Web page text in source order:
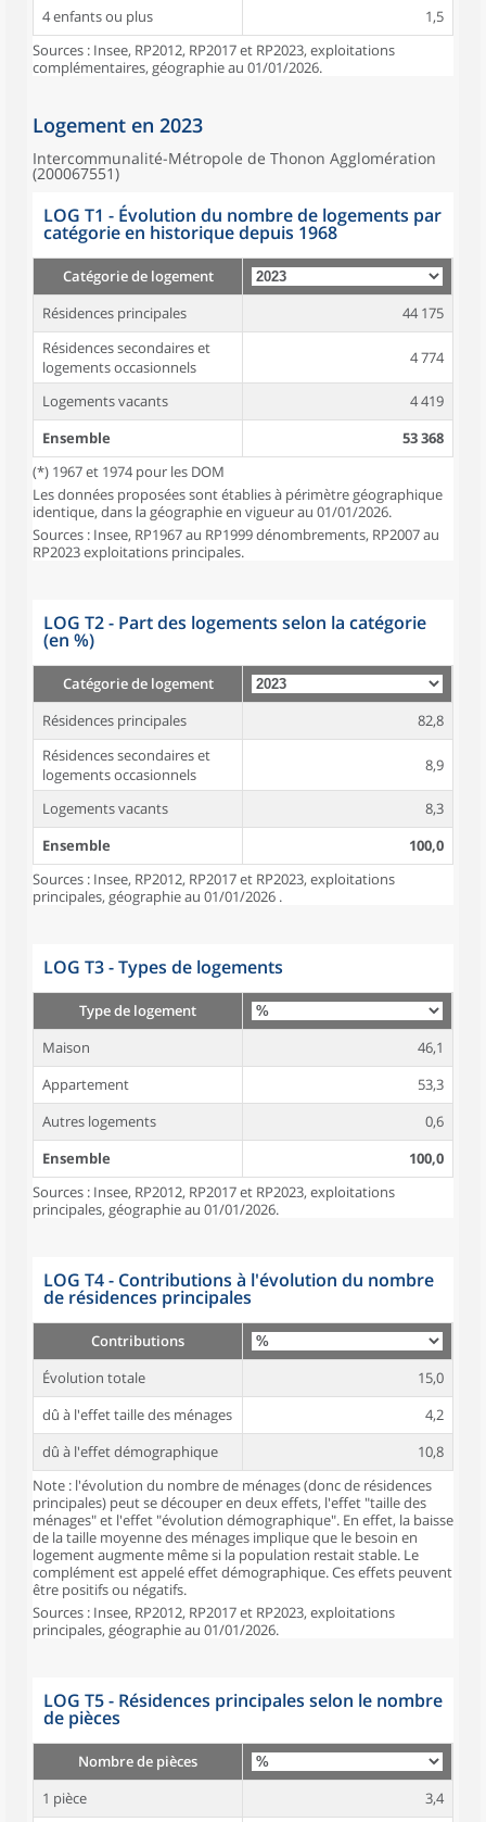
4 enfants ou plus
1,5
Sources : Insee, RP2012, RP2017 et RP2023, exploitations
complémentaires, géographie au 01/01/2026.
Logement en 2023
Intercommunalité-Métropole de Thonon Agglomération
(200067551)
LOG T1 - Évolution du nombre de logements par
catégorie en historique depuis 1968
Catégorie de logement
Résidences principales
44 175
Résidences secondaires et
logements occasionnels
4 774
Logements vacants
4 419
Ensemble
53 368
(*) 1967 et 1974 pour les DOM
Les données proposées sont établies à périmètre géographique
identique, dans la géographie en vigueur au 01/01/2026.
Sources : Insee, RP1967 au RP1999 dénombrements, RP2007 au
RP2023 exploitations principales.
LOG T2 - Part des logements selon la catégorie
(en %)
Catégorie de logement
Résidences principales
82,8
Résidences secondaires et
logements occasionnels
8,9
Logements vacants
8,3
Ensemble
100,0
Sources : Insee, RP2012, RP2017 et RP2023, exploitations
principales, géographie au 01/01/2026 .
LOG T3 - Types de logements
Type de logement
Maison
46,1
Appartement
53,3
Autres logements
0,6
Ensemble
100,0
Sources : Insee, RP2012, RP2017 et RP2023, exploitations
principales, géographie au 01/01/2026.
LOG T4 - Contributions à l'évolution du nombre
de résidences principales
Contributions
Évolution totale
15,0
dû à l'effet taille des ménages
4,2
dû à l'effet démographique
10,8
Note : l'évolution du nombre de ménages (donc de résidences
principales) peut se découper en deux effets, l'effet "taille des
ménages" et l'effet "évolution démographique". En effet, la baisse
de la taille moyenne des ménages implique que le besoin en
logement augmente même si la population restait stable. Le
complément est appelé effet démographique. Ces effets peuvent
être positifs ou négatifs.
Sources : Insee, RP2012, RP2017 et RP2023, exploitations
principales, géographie au 01/01/2026.
LOG T5 - Résidences principales selon le nombre
de pièces
Nombre de pièces
1 pièce
3,4